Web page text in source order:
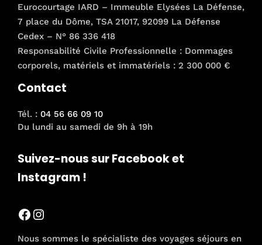
Eurocourtage IARD – Immeuble Elysées La Défense,
7 place du Dôme, TSA 21017, 92099 La Défense
Cedex – N° 86 336 418
Responsabilité Civile Professionnelle : Dommages
corporels, matériels et immatériels : 2 300 000 €
Contact
Tél. : 04 56 66 09 10
Du lundi au samedi de 9h à 19h
Suivez-nous sur Facebook et
Instagram !
Facebook
Instagram
Nous sommes le spécialiste des voyages séjours en